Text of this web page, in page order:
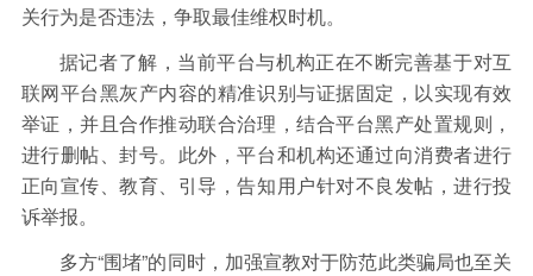
关行为是否违法，争取最佳维权时机。
据记者了解，当前平台与机构正在不断完善基于对互
联网平台黑灰产内容的精准识别与证据固定，以实现有效
举证，并且合作推动联合治理，结合平台黑产处置规则，
进行删帖、封号。此外，平台和机构还通过向消费者进行
正向宣传、教育、引导，告知用户针对不良发帖，进行投
诉举报。
多方“围堵”的同时，加强宣教对于防范此类骗局也至关